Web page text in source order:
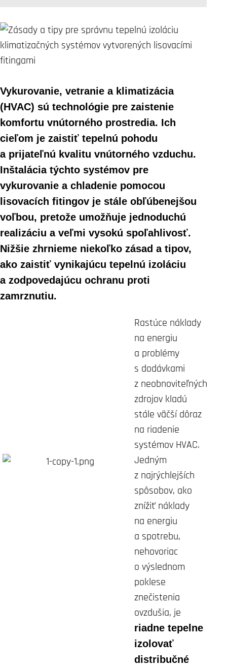
Vykurovanie, vetranie a klimatizácia
(HVAC) sú technológie pre zaistenie
komfortu vnútorného prostredia. Ich
cieľom je zaistiť tepelnú pohodu
a prijateľnú kvalitu vnútorného vzduchu.
Inštalácia týchto systémov pre
vykurovanie a chladenie pomocou
lisovacích fitingov je stále obľúbenejšou
voľbou, pretože umožňuje jednoduchú
realizáciu a veľmi vysokú spoľahlivosť.
Nižšie zhrnieme niekoľko zásad a tipov,
ako zaistiť vynikajúcu tepelnú izoláciu
a zodpovedajúcu ochranu proti
zamrznutiu.
Rastúce náklady
na energiu
a problémy
s dodávkami
z neobnoviteľných
zdrojov kladú
stále väčší dôraz
na riadenie
systémov HVAC.
Jedným
z najrýchlejších
spôsobov, ako
znížiť náklady
na energiu
a spotrebu,
nehovoriac
o výslednom
poklese
znečistenia
ovzdušia, je
riadne tepelne
izolovať
distribučné